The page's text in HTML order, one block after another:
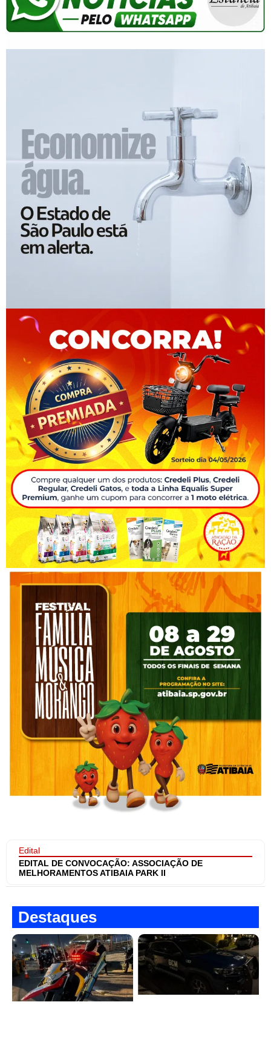
Edital
EDITAL DE CONVOCAÇÃO: ASSOCIAÇÃO DE
MELHORAMENTOS ATIBAIA PARK II
Destaques